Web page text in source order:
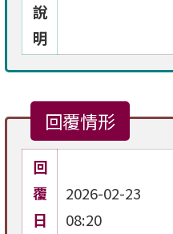
說
明
回覆情形
回
覆
日
2026-02-23
08:20